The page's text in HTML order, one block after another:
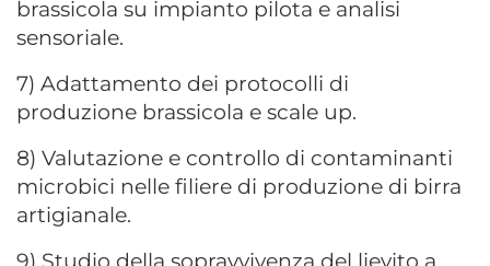
brassicola su impianto pilota e analisi
sensoriale.
7) Adattamento dei protocolli di
produzione brassicola e scale up.
8) Valutazione e controllo di contaminanti
microbici nelle filiere di produzione di birra
artigianale.